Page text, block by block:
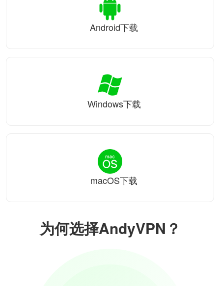
为何选择AndyVPN？
Android下载
Windows下载
macOS下载